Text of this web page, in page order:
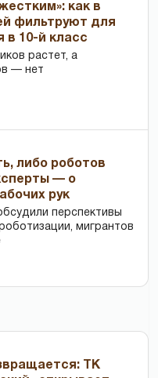
как в
фильтруют для
в 10-й класс
растет, а
— нет
либо роботов
— о
рук
перспективы
мигрантов
ТК